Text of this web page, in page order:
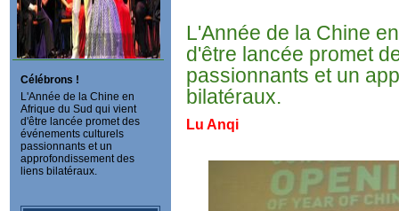
Célébrons !
L'Année de la Chine en
Afrique du Sud qui vient
d'être lancée promet des
événements culturels
passionnants et un
approfondissement des
liens bilatéraux.
L'Année de la Chine
d'être lancée promet
passionnants et un
bilatéraux.
Lu Anqi